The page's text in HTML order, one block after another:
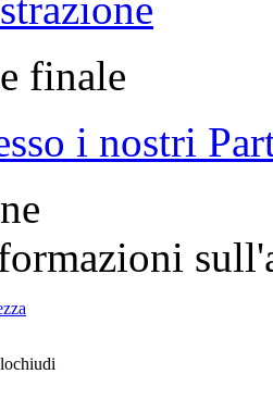
finale
i nostri
chiudi